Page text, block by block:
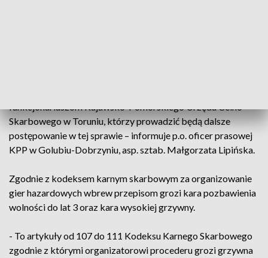
funkcjonariuszom Kujawsko-Pomorskiego Urzędu Celno-
Skarbowego w Toruniu, którzy prowadzić będą dalsze
postępowanie w tej sprawie – informuje p.o. oficer prasowej
KPP w Golubiu-Dobrzyniu, asp. sztab. Małgorzata Lipińska.
Zgodnie z kodeksem karnym skarbowym za organizowanie
gier hazardowych wbrew przepisom grozi kara pozbawienia
wolności do lat 3 oraz kara wysokiej grzywny.
- To artykuły od 107 do 111 Kodeksu Karnego Skarbowego
zgodnie z którymi organizatorowi procederu grozi grzywna